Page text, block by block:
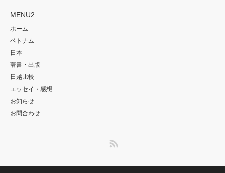
MENU2
ホーム
ベトナム
日本
著書・出版
日越比較
エッセイ・感想
お知らせ
お問合わせ